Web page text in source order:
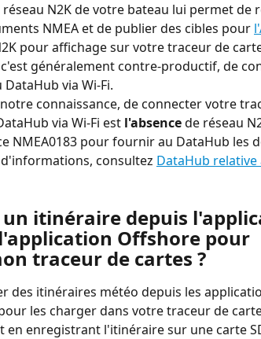
N2K de votre bateau lui permet de
NMEA et de publier des cibles pour
pour affichage sur votre traceur de
généralement contre-productif, de
via Wi-Fi.
connaissance, de connecter votre
via Wi-Fi est l'absence de réseau
NMEA0183 pour fournir au DataHub les
consultez DataHub
itinéraire depuis
Offshore pour
traceur de cartes ?
des itinéraires météo depuis les
les charger dans votre traceur de
en enregistrant l'itinéraire sur une carte